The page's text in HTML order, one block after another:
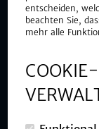
übernommen
Unser
Unsere
werden kann.
entscheiden,
beachten Sie,
mehr alle